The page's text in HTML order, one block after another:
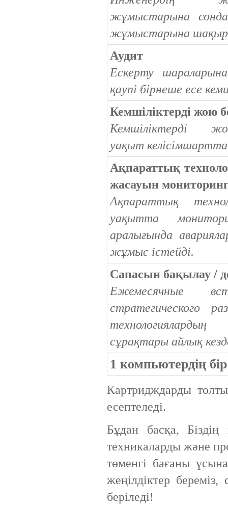
жұмыстарына
жұмыстарына
Аудит
Ескерту
қаупі бірнеше есе
Кемшіліктерді жою
Кемшіліктерді
уақыт
Ақпараттық
жасауын
Ақпараттық
уақытта
аралығында
жұмыс істейді.
Сапасын бақылау /
Ежемесячные
стратегического
сұрақтары айлық
1 компьютердің
Картридждарды
есептеледі.
Бұдан басқа,
техникаларды және
төменгі бағаны
жеңілдіктер
беріледі!